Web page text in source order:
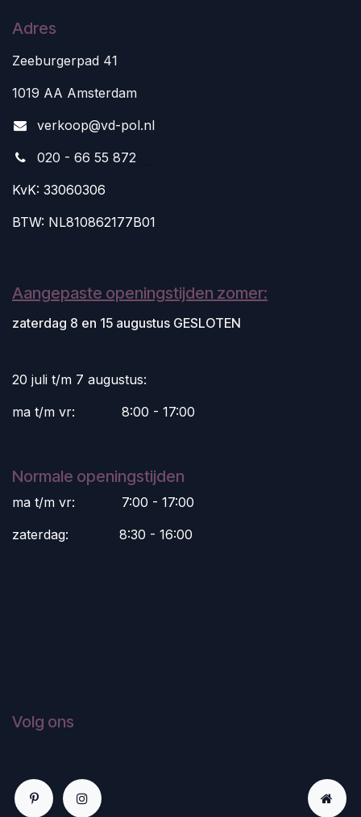
Adres
Zeeburgerpad 41
1019 AA Amsterdam
verkoop@vd-pol.nl
020 - 66 55 872
KvK: 33060306
BTW: NL810862177B01
Aangepaste openingstijden zomer:
zaterdag 8 en 15 augustus GESLOTEN
20 juli t/m 7 augustus:
ma t/m vr:
​8:00 - 17:00
Normale openingstijden
ma t/m vr:
​7:00 - 17:00
zaterdag:
​8:30 - 16:00
Volg ons